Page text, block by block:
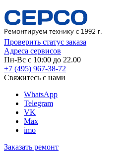
Проверить статус заказа
Адреса сервисов
Пн-Вс с 10:00 до 22.00
+7 (495) 967-38-72
Свяжитесь с нами
WhatsApp
Telegram
VK
Max
imo
Заказать ремонт